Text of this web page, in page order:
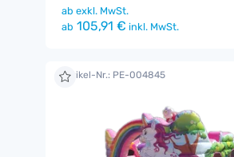
ab exkl. MwSt.
ab 105,91 € inkl. MwSt.
Artikel-Nr.: PE-004845